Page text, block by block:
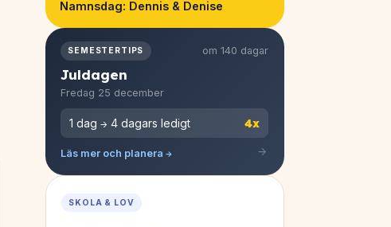
Namnsdag: Dennis & Denise
SEMESTERTIPS om 140 dagar
Juldagen
Fredag 25 december
1 dag → 4 dagars ledigt 4x
Läs mer och planera →
SKOLA & LOV